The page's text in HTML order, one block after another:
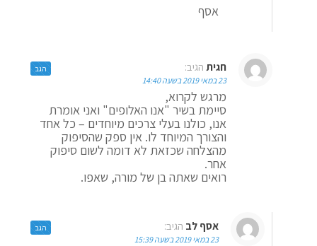
אסף
חגית הגיב:
23 במאי 2019 בשעה 14:40
מרגש לקרוא,
סיימת בשיר "אנו האלופים" ואני אומרת
אנו, כולנו בעלי צרכים מיוחדים – כל אחד
והצורך המיוחד לו. אין ספק שהסיפוק
מהצלחה שכזאת לא דומה לשום סיפוק
אחר.
רואים שאתה בן של מורה, שאפו.
הגב
אסף לב הגיב:
23 במאי 2019 בשעה 15:39
הגב